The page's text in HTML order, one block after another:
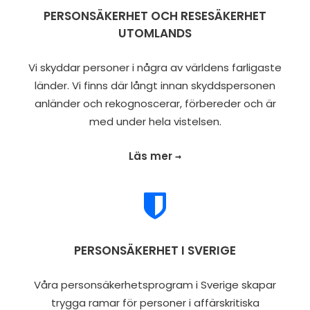
PERSONSÄKERHET OCH RESESÄKERHET
UTOMLANDS
Vi skyddar personer i några av världens farligaste
länder. Vi finns där långt innan skyddspersonen
anländer och rekognoscerar, förbereder och är
med under hela vistelsen.
Läs mer →
PERSONSÄKERHET I SVERIGE
Våra personsäkerhetsprogram i Sverige skapar
trygga ramar för personer i affärskritiska